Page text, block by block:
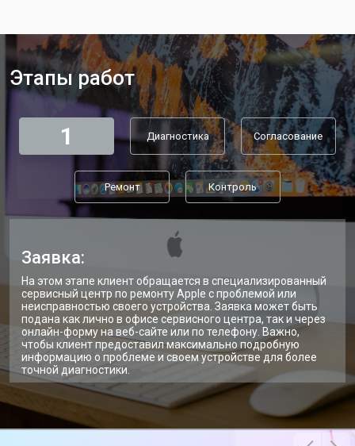
Этапы работ
1 Диагностика Согласование
Ремонт Контроль
Заявка:
На этом этапе клиент обращается в специализированный
сервисный центр по ремонту Apple с проблемой или
неисправностью своего устройства. Заявка может быть
подана как лично в офисе сервисного центра, так и через
онлайн-форму на веб-сайте или по телефону. Важно,
чтобы клиент предоставил максимально подробную
информацию о проблеме и своем устройстве для более
точной диагностики.